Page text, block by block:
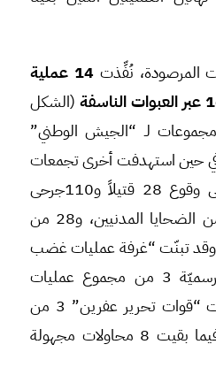
المرصودة، نُفِّذت
14 عملية
(الشكل
لـ “الجيش الوطني”
حين استهدفت أخرى تجمعات
مدنية خالصة، ما أدى إلى وقوع 28 قتيلاً و110جرحى
(الشكل 5)، 110منهم من الضحايا المدنيين، و28 من
وقد تبنّت “غرفة عمليات غضب
الزيتون” عبر معرفاتها الرسميّة 3 من مجموع عمليات
العبوات الناسفة، كما تبنّت “قوات تحرير عفرين” 3 من
مجموع العمليات أيضاً، فيما بقيت 8 محاولات مجهولة